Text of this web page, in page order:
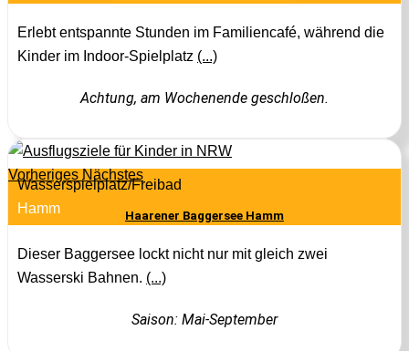
Erlebt entspannte Stunden im Familiencafé, während die
Kinder im Indoor-Spielplatz (...)
Achtung, am Wochenende geschloßen.
Vorheriges Nächstes
Wasserspielplatz/Freibad
Hamm
Haarener Baggersee Hamm
Dieser Baggersee lockt nicht nur mit gleich zwei
Wasserski Bahnen. (...)
Saison: Mai-September